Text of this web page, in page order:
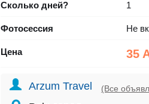
Сколько дней? 1
Фотосессия Не
Цена 35
Arzum Travel (Все